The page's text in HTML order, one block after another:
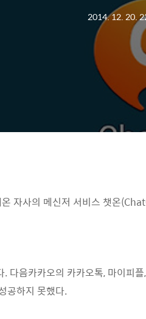
2014. 12. 20.
자사의 메신저 서비스 챗온
음카카오의 카카오톡, 마이피
공하지 못했다.